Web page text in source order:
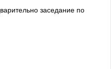
заседание по